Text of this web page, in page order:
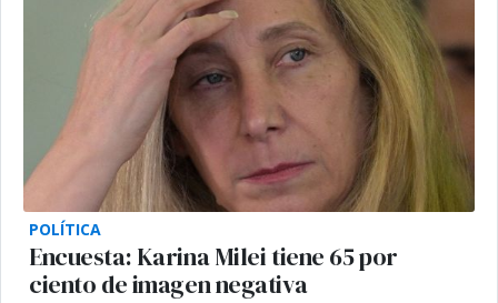
POLÍTICA
Encuesta: Karina Milei tiene 65 por
ciento de imagen negativa